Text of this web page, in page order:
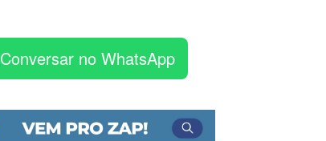
Conversar no WhatsApp